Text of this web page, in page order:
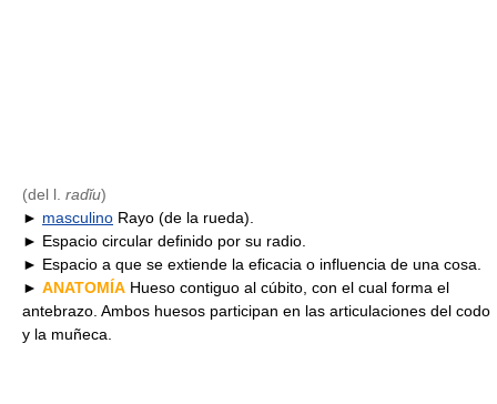
(del l. radĭu)
► masculino Rayo (de la rueda).
► Espacio circular definido por su radio.
► Espacio a que se extiende la eficacia o influencia de una cosa.
► ANATOMÍA Hueso contiguo al cúbito, con el cual forma el
antebrazo. Ambos huesos participan en las articulaciones del codo
y la muñeca.